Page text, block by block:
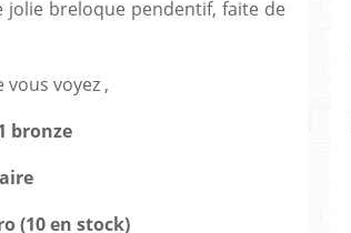
breloque pendentif, faite de
vous voyez ,
bronze
(10 en stock)